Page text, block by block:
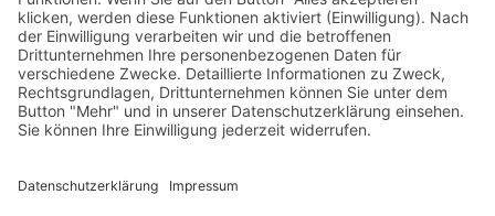
Impressum
Datenschutz
Maria Azzarone
Handelsfachwirtin (IHK)Bachelor of Trade and
Commerce
Scheidweg 4